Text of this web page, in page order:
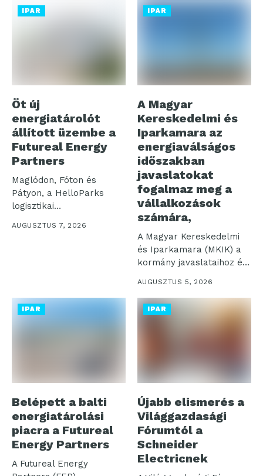
IPAR
Öt új
energiatárolót
állított üzembe a
Futureal Energy
Partners
Maglódon, Fóton és
Pátyon, a HelloParks
logisztikai
öt helyszínén kezdték...
AUGUSZTUS 7, 2026
IPAR
A Magyar
Kereskedelmi és
Iparkamara az
energiaválságos
időszakban
javaslatokat
fogalmaz meg a
vállalkozások
számára,
A Magyar Kereskedelmi
és Iparkamara (MKIK) a
kormány javaslataihoz és
felajánlásaihoz...
AUGUSZTUS 5, 2026
IPAR
Belépett a balti
energiatárolási
piacra a Futureal
Energy Partners
A Futureal Energy
IPAR
Újabb elismerés a
Világgazdasági
Fórumtól a
Schneider
Electricnek